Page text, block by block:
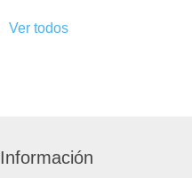
Ver todos
Información